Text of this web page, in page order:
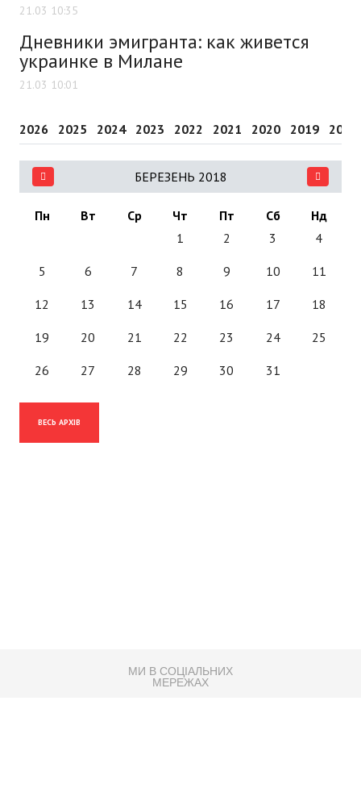
21.03 10:35
Дневники эмигранта: как живется
украинке в Милане
21.03 10:01
2026 2025 2024 2023 2022 2021 2020 2019 2018
БЕРЕЗЕНЬ 2018
Пн Вт Ср Чт Пт Сб
Нд
1
2 3 4
5 6 7 8 9 10 11
12 13 14 15 16 17 18
19 20 21 22 23 24 25
26 27 28 29 30 31
ВЕСЬ АРХІВ
МИ В СОЦІАЛЬНИХ
МЕРЕЖАХ